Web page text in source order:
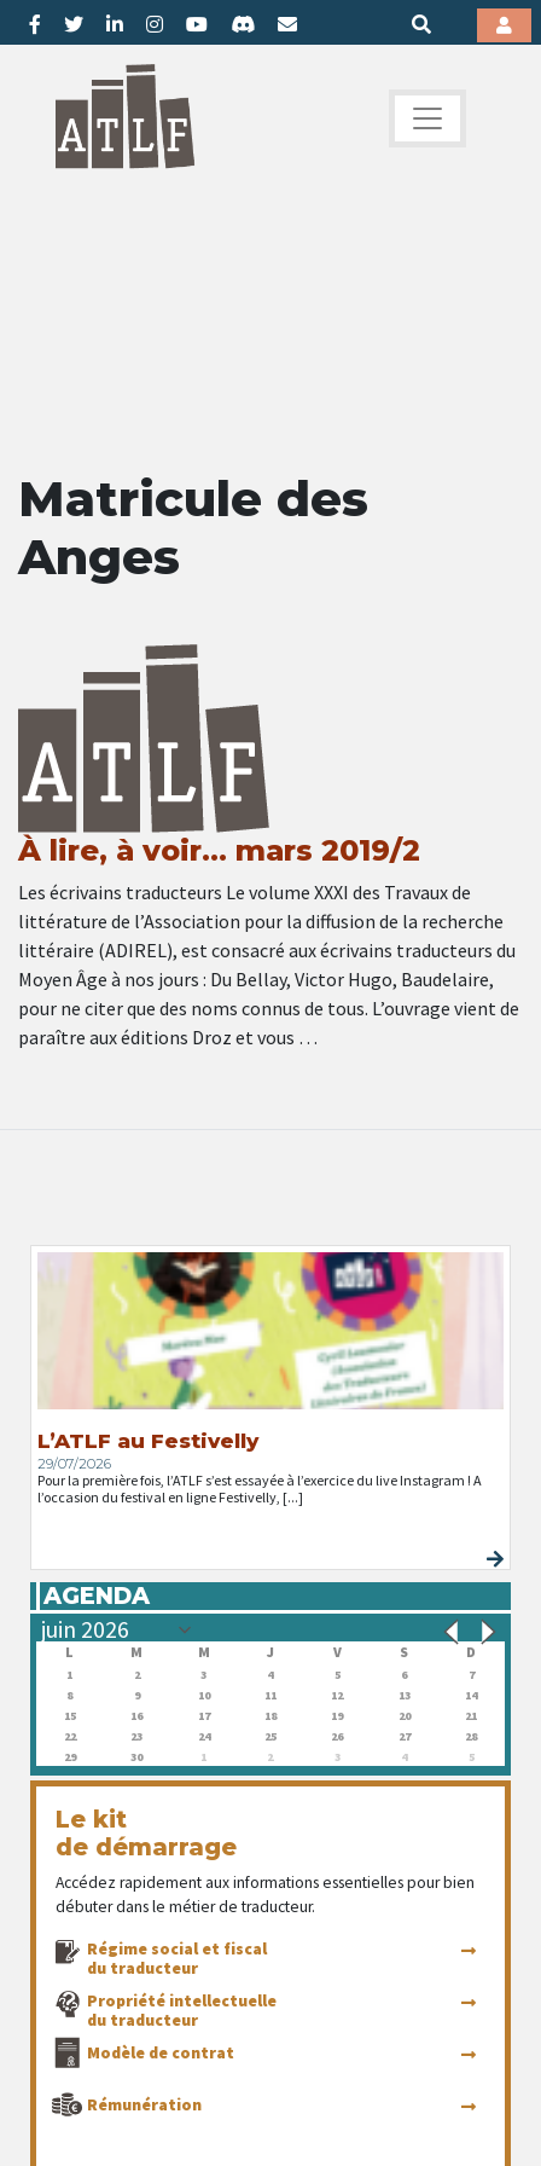
Matricule des
Anges
À lire, à voir… mars 2019/2
Les écrivains traducteurs Le volume XXXI des Travaux de
littérature de l’Association pour la diffusion de la recherche
littéraire (ADIREL), est consacré aux écrivains traducteurs du
Moyen Âge à nos jours : Du Bellay, Victor Hugo, Baudelaire,
pour ne citer que des noms connus de tous. L’ouvrage vient de
paraître aux éditions Droz et vous …
L’ATLF au Festivelly
29/07/2026
Pour la première fois, l’ATLF s’est essayée à l’exercice du live Instagram ! A
l’occasion du festival en ligne Festivelly, [...]
AGENDA
L M M J V S D
1 2 3 4 5 6
7
8
9 10 11 12 13
14
15
16 17 18 19 20
21
22
23 24 25 26 27
28
29
30 1 2 3 4 5
Le kit
de démarrage
Accédez rapidement aux informations essentielles pour bien
débuter dans le métier de traducteur.
Régime social et fiscal
du traducteur
Propriété intellectuelle
du traducteur
Modèle de contrat
Rémunération